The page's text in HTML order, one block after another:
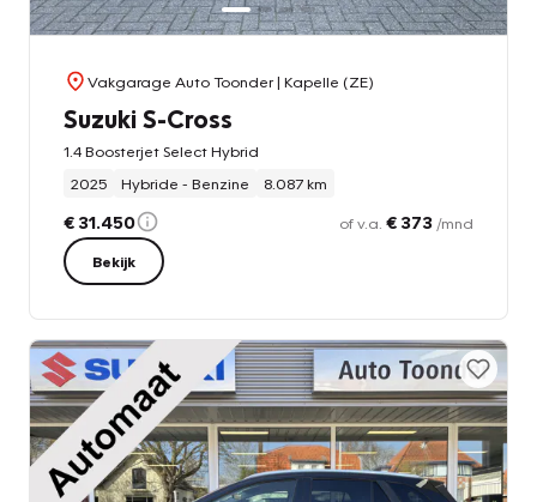
Vakgarage Auto Toonder| Kapelle (ZE)
Suzuki S-Cross
1.4 Boosterjet Select Hybrid
2025
Hybride - Benzine 8.087 km
€ 31.450 of v.a. € 373 /mnd
Bekijk